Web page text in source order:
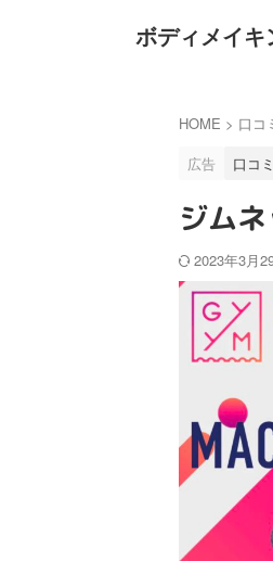
ボディメイ
HOME > 口コ
広告
口コ
ジム
2023年3月